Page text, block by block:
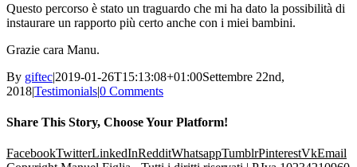
Questo percorso è stato un traguardo che mi ha dato la possibilità di
instaurare un rapporto più certo anche con i miei bambini.
Grazie cara Manu.
By giftec|2019-01-26T15:13:08+01:00Settembre 22nd,
2018|Testimonials|0 Comments
Share This Story, Choose Your Platform!
FacebookTwitterLinkedInRedditWhatsappTumblrPinterestVkEmail